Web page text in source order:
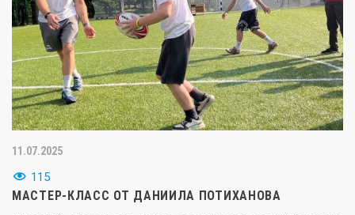
11.07.2025
115
МАСТЕР-КЛАСС ОТ ДАНИИЛА ПОТИХАНОВА